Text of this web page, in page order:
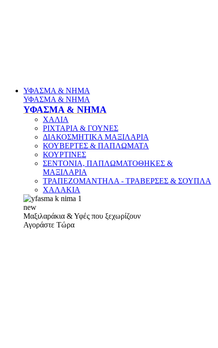
ΥΦΑΣΜΑ & ΝΗΜΑ
ΥΦΑΣΜΑ & ΝΗΜΑ
ΥΦΑΣΜΑ & ΝΗΜΑ
ΧΑΛΙΑ
ΡΙΧΤΑΡΙΑ & ΓΟΥΝΕΣ
ΔΙΑΚΟΣΜΗΤΙΚΑ ΜΑΞΙΛΑΡΙΑ
ΚΟΥΒΕΡΤΕΣ & ΠΑΠΛΩΜΑΤΑ
ΚΟΥΡΤΙΝΕΣ
ΣΕΝΤΟΝΙΑ, ΠΑΠΛΩΜΑΤΟΘΗΚΕΣ &
ΜΑΞΙΛΑΡΙΑ
ΤΡΑΠΕΖΟΜΑΝΤΗΛΑ - ΤΡΑΒΕΡΣΕΣ & ΣΟΥΠΛΑ
ΧΑΛΑΚΙΑ
new
Μαξιλαράκια & Υφές που ξεχωρίζουν
Αγοράστε Τώρα